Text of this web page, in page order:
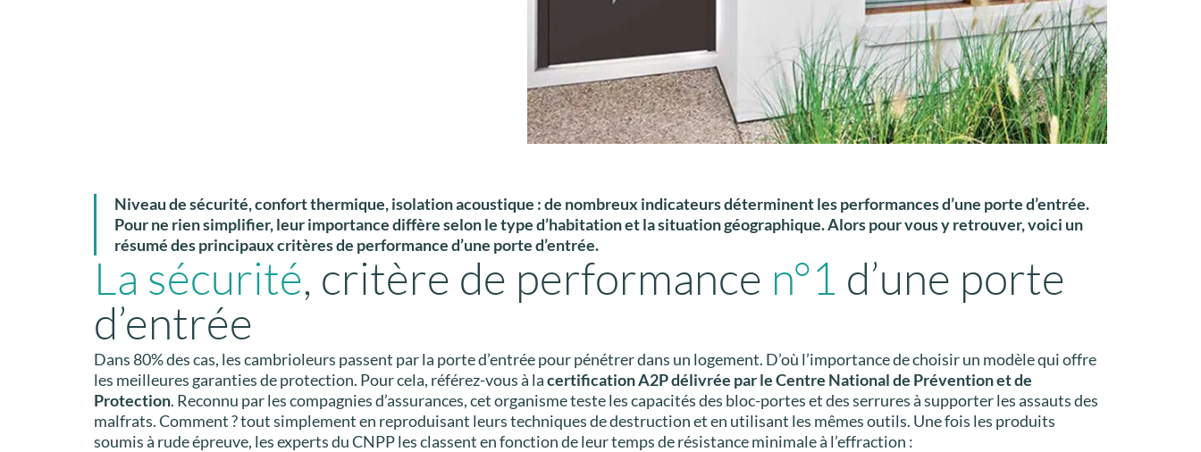
Niveau de sécurité, confort thermique, isolation acoustique : de nombreux indicateurs déterminent les performances d’une porte d’entrée.
Pour ne rien simplifier, leur importance diffère selon le type d’habitation et la situation géographique. Alors pour vous y retrouver, voici un
résumé des principaux critères de performance d’une porte d’entrée.
La sécurité, critère de performance n°1 d’une porte
d’entrée
Dans 80% des cas, les cambrioleurs passent par la porte d’entrée pour pénétrer dans un logement. D’où l’importance de choisir un modèle qui offre
les meilleures garanties de protection. Pour cela, référez-vous à lacertification A2P délivrée par le Centre National de Prévention et de
Protection. Reconnu par les compagnies d’assurances, cet organisme teste les capacités des bloc-portes et des serrures à supporter les assauts des
malfrats. Comment ? tout simplement en reproduisant leurs techniques de destruction et en utilisant les mêmes outils. Une fois les produits
soumis à rude épreuve, les experts du CNPP les classent en fonction de leur temps de résistance minimale à l’effraction :